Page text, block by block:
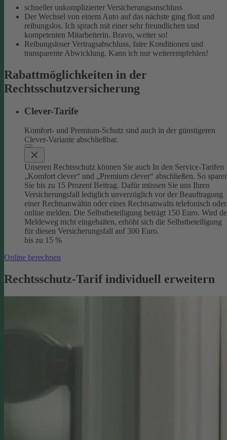
schneller unkomplizierter Versicherungsanschluss
Der Wechsel von einem Auto auf das nächste ging flott und
reibungslos. Ich sprach mit einer sehr freundlichen und
kompetenten Mitarbeiterin. Bravo, weiter so!
Reibungsloser Vertragsabschluss, faire Konditionen und
transparente Abwicklung. Kann ich nur weiterempfehlen!
Rabattmöglichkeiten in der
Rechtsschutzversicherung
Clever-Tarife
Komfort- und Premium-Schutz sind auch in der günstigeren
Clever-Variante abschließbar.
Unseren Rechtsschutz können Sie auch In den Service-Tarifen
„Komfort clever“ und „Premium clever“ abschließen. So
Sie bis zu 15 Prozent Beitrag. Dafür müssen Sie uns Ihren
Versicherungsfall lediglich unverzüglich vor der Beauftragung
einer Rechtsanwältin oder eines Rechtsanwalts telefonisch oder
online melden. Die Selbstbeteiligung beträgt 150 Euro. Wird
Meldeweg nicht eingehalten, erhöht sich die Selbstbeteiligung
für diesen Versicherungsfall auf 300 Euro.
bis zu 15 %
Online berechnen
Rechtsschutz-Tarif individuell erweitern